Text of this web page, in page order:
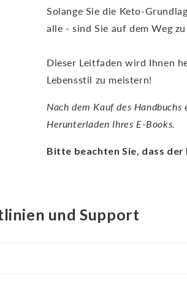
Solange Sie die Keto-
alle - sind Sie auf dem Weg
Dieser Leitfaden wird Ihnen
Lebensstil zu meistern!
Nach dem Kauf des
Herunterladen Ihres E-Books.
Bitte beachten Sie, dass
und Support